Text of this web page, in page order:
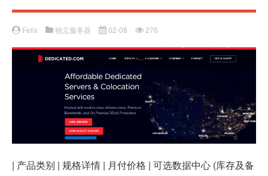
Felix 独立服务器 02-08 276
| 产品类别 | 规格详情 | 月付价格 | 可选数据中心 (库存及备